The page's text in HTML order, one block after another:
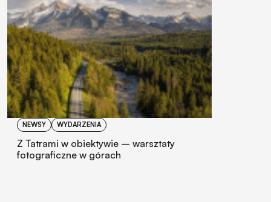
NEWSY WYDARZENIA
Z Tatrami w obiektywie – warsztaty
fotograficzne w górach